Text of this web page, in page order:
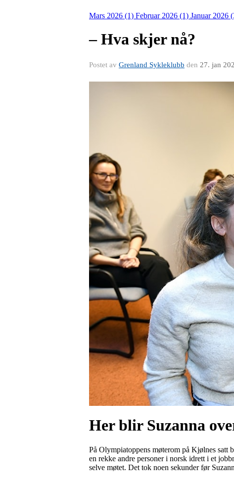
Mars 2026 (1) Februar 2026 (1) Januar 2026
– Hva skjer nå?
Postet av Grenland Sykleklubb den 27. jan
Her blir Suzanna
På Olympiatoppens møterom på Kjølnes satt
en rekke andre personer i norsk idrett i et
selve møtet. Det tok noen sekunder før